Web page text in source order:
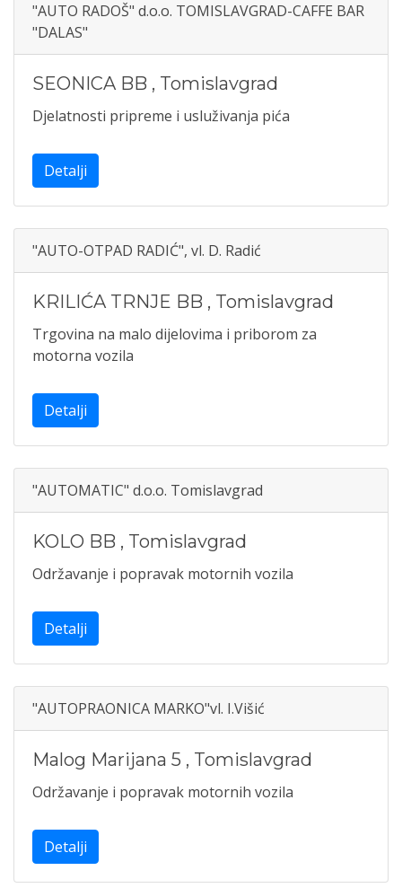
"AUTO RADOŠ" d.o.o. TOMISLAVGRAD-CAFFE BAR
"DALAS"
SEONICA BB , Tomislavgrad
Djelatnosti pripreme i usluživanja pića
Detalji
"AUTO-OTPAD RADIĆ", vl. D. Radić
KRILIĆA TRNJE BB , Tomislavgrad
Trgovina na malo dijelovima i priborom za
motorna vozila
Detalji
"AUTOMATIC" d.o.o. Tomislavgrad
KOLO BB , Tomislavgrad
Održavanje i popravak motornih vozila
Detalji
"AUTOPRAONICA MARKO"vl. I.Višić
Malog Marijana 5 , Tomislavgrad
Održavanje i popravak motornih vozila
Detalji